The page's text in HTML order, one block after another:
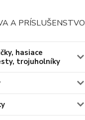
A PRÍSLUŠENSTVO
hasiace
trojuholníky